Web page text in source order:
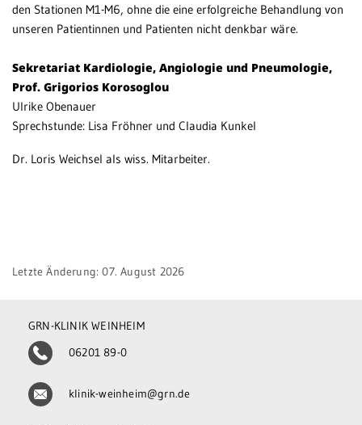
den Stationen M1-M6, ohne die eine erfolgreiche Behandlung von
unseren Patientinnen und Patienten nicht denkbar wäre.
Sekretariat Kardiologie, Angiologie und Pneumologie,
Prof. Grigorios Korosoglou
Ulrike Obenauer
Sprechstunde: Lisa Fröhner und Claudia Kunkel
Dr. Loris Weichsel als wiss. Mitarbeiter.
Letzte Änderung: 07. August 2026
GRN-KLINIK WEINHEIM
06201 89-0
klinik-weinheim@grn.de